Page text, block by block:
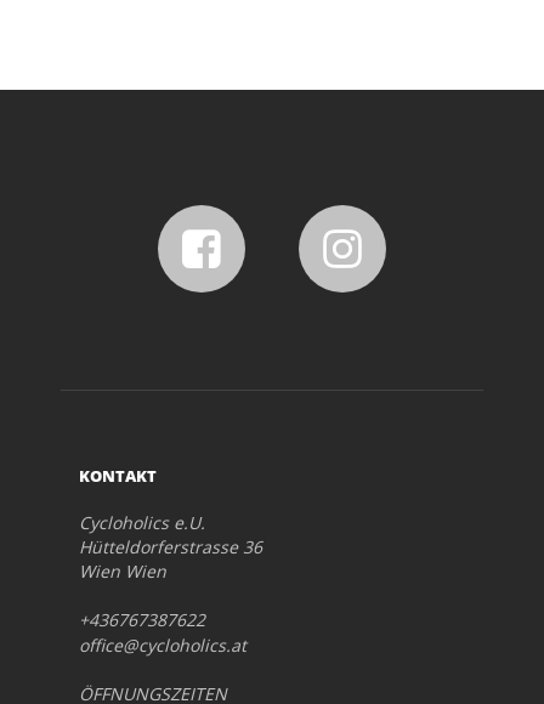
KONTAKT
Cycloholics e.U.
Hütteldorferstrasse 36
Wien Wien
+436767387622
office@cycloholics.at
ÖFFNUNGSZEITEN